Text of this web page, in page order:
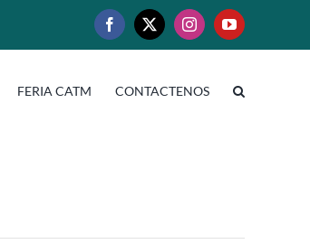
Facebook
X InstagramYouTube
FERIA CATM CONTACTENOS